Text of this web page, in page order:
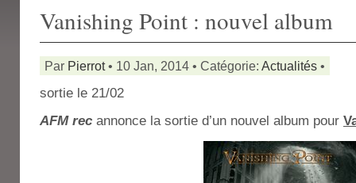
Vanishing Point : nouvel album
Par Pierrot• 10 Jan, 2014 • Catégorie: Actualités •
sortie le 21/02
AFM rec annonce la sortie d’un nouvel album pour